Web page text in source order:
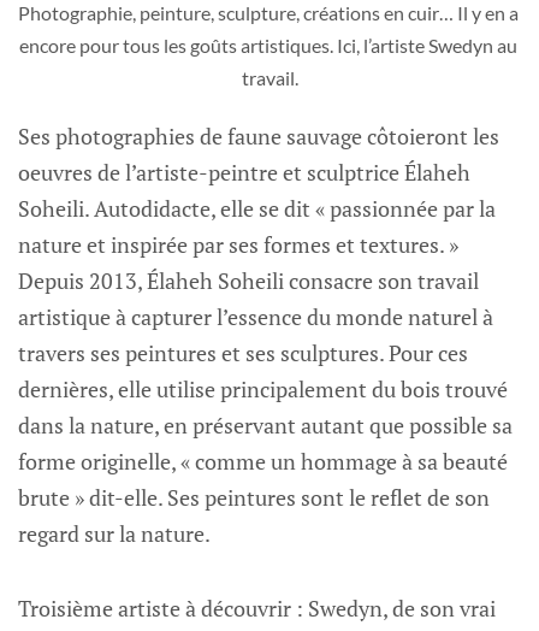
Photographie, peinture, sculpture, créations en cuir… Il y en a
encore pour tous les goûts artistiques. Ici, l’artiste Swedyn au
travail.
Ses photographies de faune sauvage côtoieront les
oeuvres de l’artiste-peintre et sculptrice Élaheh
Soheili. Autodidacte, elle se dit « passionnée par la
nature et inspirée par ses formes et textures. »
Depuis 2013, Élaheh Soheili consacre son travail
artistique à capturer l’essence du monde naturel à
travers ses peintures et ses sculptures. Pour ces
dernières, elle utilise principalement du bois trouvé
dans la nature, en préservant autant que possible sa
forme originelle, « comme un hommage à sa beauté
brute » dit-elle. Ses peintures sont le reflet de son
regard sur la nature.
Troisième artiste à découvrir : Swedyn, de son vrai